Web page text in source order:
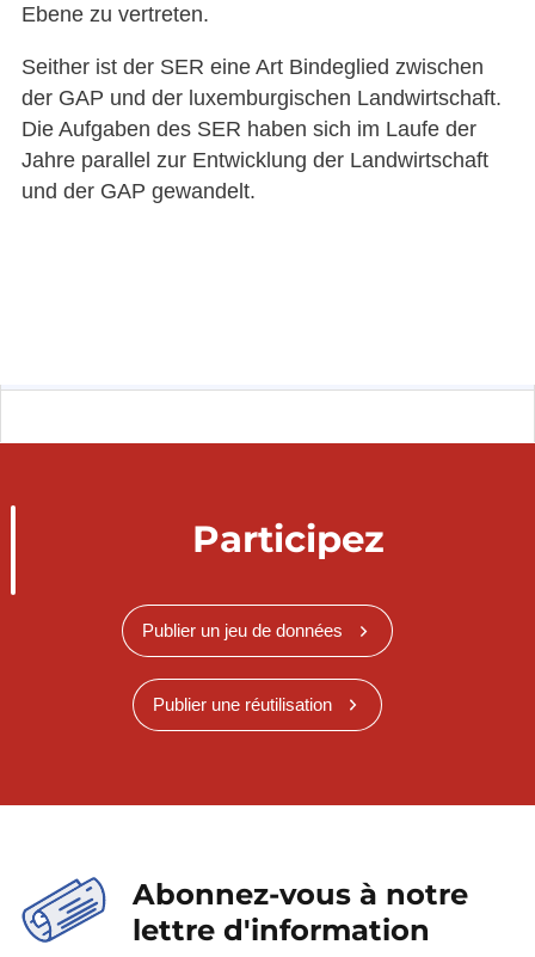
Ebene zu vertreten.
Seither ist der SER eine Art Bindeglied zwischen
der GAP und der luxemburgischen Landwirtschaft.
Die Aufgaben des SER haben sich im Laufe der
Jahre parallel zur Entwicklung der Landwirtschaft
und der GAP gewandelt.
Participez
Publier un jeu de données
Publier une réutilisation
Abonnez-vous à notre
lettre d'information